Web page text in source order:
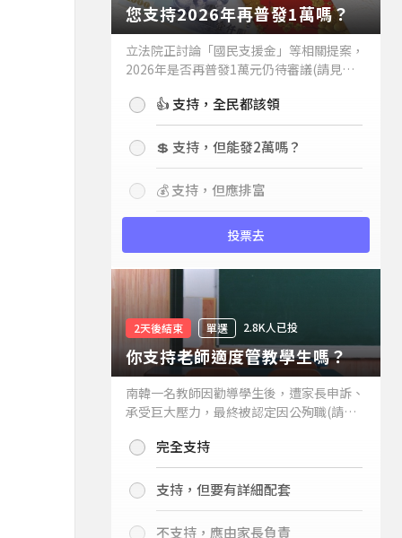
您支持2026年再普發1萬嗎？
立法院正討論「國民支援金」等相關提案，
2026年是否再普發1萬元仍待審議(請見下
持嗎？👍 支持，全民都該領
💲 支持，但能發2萬嗎？
💰 支持，但應排富
投票去
2天後結束 單選 2.8K人已投
你支持老師適度管教學生嗎？
南韓一名教師因勸導學生後，遭家長申訴、
承受巨大壓力，最終被認定因公殉職(請見
你支持老師適度管教學生嗎？
完全支持
支持，但要有詳細配套
不支持，應由家長負責